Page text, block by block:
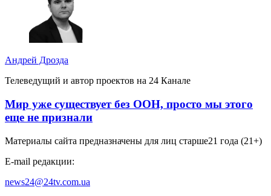
Андрей Дрозда
Телеведущий и автор проектов на 24 Канале
Мир уже существует без ООН, просто мы этого
еще не признали
Материалы сайта предназначены для лиц старше21 года (21+)
E-mail редакции:
news24@24tv.com.ua